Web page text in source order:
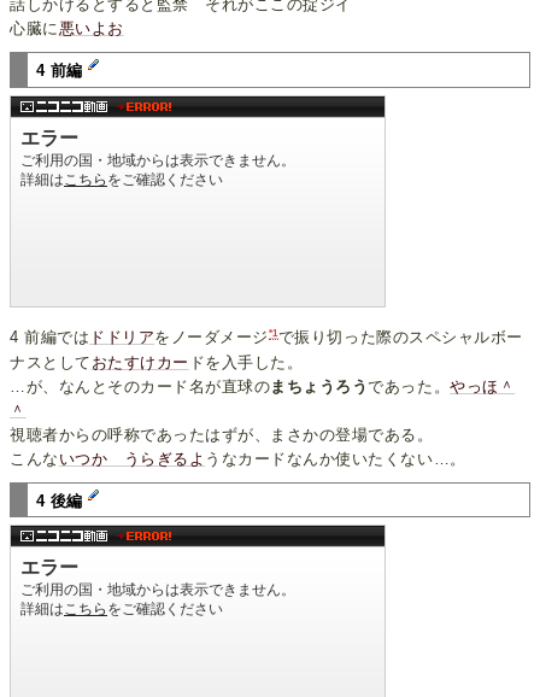
話しかけるとすると監禁 それがここの掟ジイ
心臓に悪いよお
4 前編
4 前編では ドドリアをノーダメージ *1で振り切った際のスペシャルボー
ナスとして おたすけカー ドを入手した。
…が、なんとそのカード名が直球のまちょうろうであった。やっほ＾
＾
視聴者からの呼称であったはずが、まさかの登場である。
こんな いつか うらぎるよ うなカードなんか使いたくない…。
4 後編